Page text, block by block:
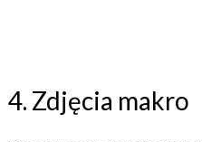
4. Zdjęcia makro